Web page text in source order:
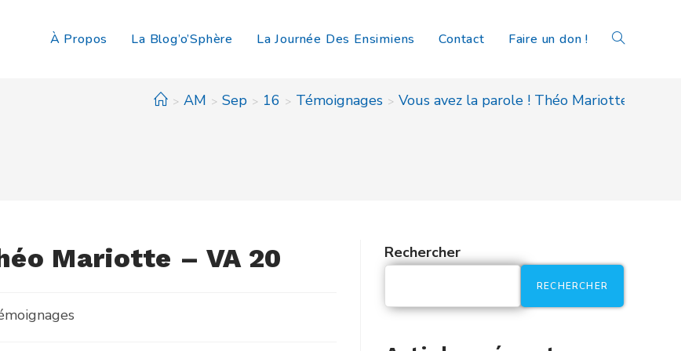
À Propos La Blog’o’Sphère La Journée Des Ensimiens Contact Faire un don !
> AM > Sep > 16 > Témoignages > Vous avez la parole ! Théo Mariotte – VA
Mariotte – VA 20 Rechercher
RECHERCHER